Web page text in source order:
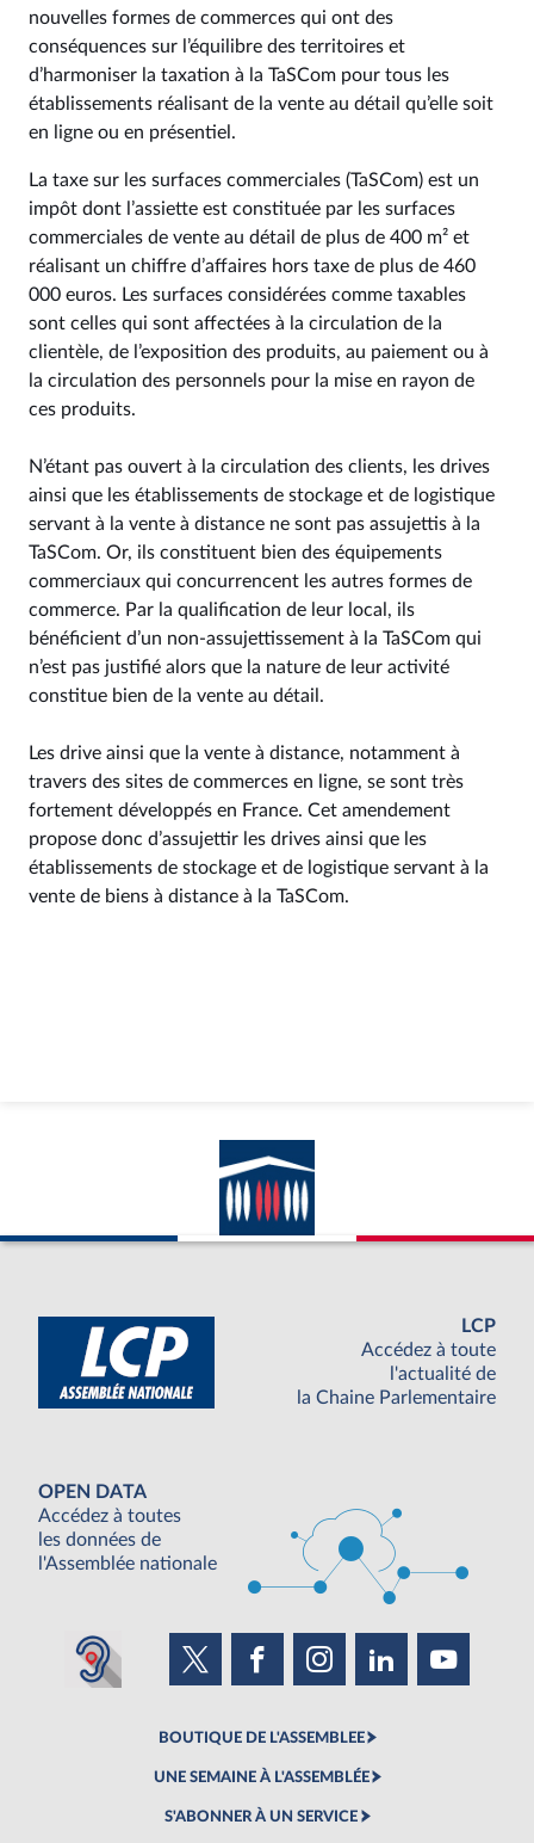
nouvelles formes de commerces qui ont des
conséquences sur l’équilibre des territoires et
d’harmoniser la taxation à la TaSCom pour tous les
établissements réalisant de la vente au détail qu’elle soit
en ligne ou en présentiel.
La taxe sur les surfaces commerciales (TaSCom) est un
impôt dont l’assiette est constituée par les surfaces
commerciales de vente au détail de plus de 400 m² et
réalisant un chiffre d’affaires hors taxe de plus de 460
000 euros. Les surfaces considérées comme taxables
sont celles qui sont affectées à la circulation de la
clientèle, de l’exposition des produits, au paiement ou à
la circulation des personnels pour la mise en rayon de
ces produits.
N’étant pas ouvert à la circulation des clients, les drives
ainsi que les établissements de stockage et de logistique
servant à la vente à distance ne sont pas assujettis à la
TaSCom. Or, ils constituent bien des équipements
commerciaux qui concurrencent les autres formes de
commerce. Par la qualification de leur local, ils
bénéficient d’un non-assujettissement à la TaSCom qui
n’est pas justifié alors que la nature de leur activité
constitue bien de la vente au détail.
Les drive ainsi que la vente à distance, notamment à
travers des sites de commerces en ligne, se sont très
fortement développés en France. Cet amendement
propose donc d’assujettir les drives ainsi que les
établissements de stockage et de logistique servant à la
vente de biens à distance à la TaSCom.
LCP
Accédez à toute
l'actualité de
la Chaine Parlementaire
OPEN DATA
Accédez à toutes
les données de
l'Assemblée nationale
BOUTIQUE DE L'ASSEMBLEE
UNE SEMAINE À L'ASSEMBLÉE
S'ABONNER À UN SERVICE